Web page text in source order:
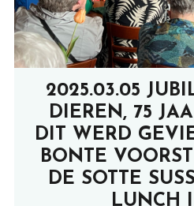
2025.03.05
DIEREN, 75
DIT WERD
BONTE
DE SOTTE
LUNCH